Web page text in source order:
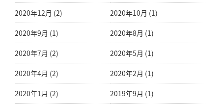
2020年12月 (2) 2020年10月 (1)
2020年9月 (1) 2020年8月 (1)
2020年7月 (2) 2020年5月 (1)
2020年4月 (2) 2020年2月 (1)
2020年1月 (2) 2019年9月 (1)